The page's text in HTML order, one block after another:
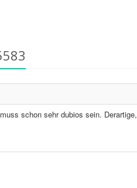
schon sehr dubios sein. Derartige,